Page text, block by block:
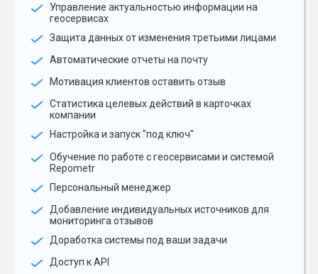
Управление актуальностью информации на
геосервисах
Защита данных от изменения третьими лицами
Автоматические отчеты на почту
Мотивация клиентов оставить отзыв
Статистика целевых действий в карточках
компании
Настройка и запуск "под ключ"
Обучение по работе с геосервисами и системой
Repometr
Персональный менеджер
Добавление индивидуальных источников для
мониторинга отзывов
Доработка системы под ваши задачи
Доступ к API